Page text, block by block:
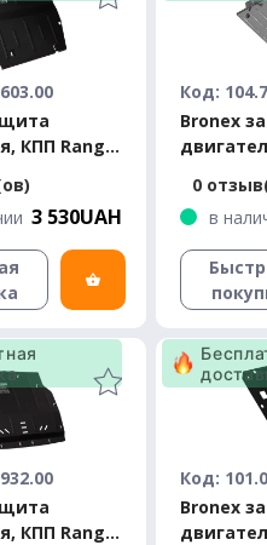
КПП Range
3 530UAH
Код:
Bronex
0
в
КПП Range
Код:
Bronex